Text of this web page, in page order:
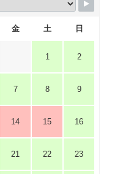
金 土 日
1 2
7 8 9
14 15 16
21 22 23